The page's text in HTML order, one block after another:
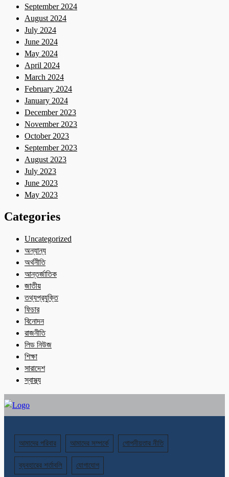
September 2024
August 2024
July 2024
June 2024
May 2024
April 2024
March 2024
February 2024
January 2024
December 2023
November 2023
October 2023
September 2023
August 2023
July 2023
June 2023
May 2023
Categories
Uncategorized
অন্যান্য
অর্থনীতি
আন্তর্জাতিক
জাতীয়
তথ্যপ্রযুক্তি
ফিচার
বিনোদন
রাজনীতি
লিড নিউজ
শিক্ষা
সারাদেশ
স্বাস্থ্য
আমাদের পরিবার আমাদের সম্পর্কে গোপনীয়তার নীতি
ব্যবহারের শর্তাবলি যোগাযোগ